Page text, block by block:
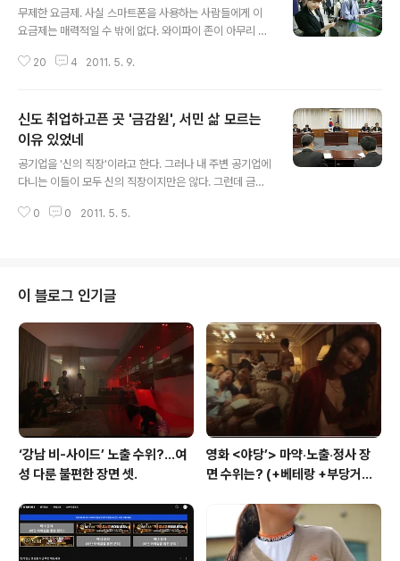
무제한 요금제. 사실 스마트폰을 사용하는 사람들에게 이
요금제는 매력적일 수 밖에 없다. 와이파이 존이 아무리 많
이는 들쑥날쑥 뜬다. 지하철 역에서 와이파이 잡히다가도
이파이를 켜놓을 수 없게 되고 무제한 요금제는 유용하게
사용된다. 당장은 방통위나 SKT도 폐지할 의향은 없다고
말한다. 울며 겨자먹기로 SKT를 따라갔던 KT와 LGU
+는 눈치만 보는 중이다. SKT에서는 이미 자신들의 마케
예견하지 못했다는 것이다. KT 3월 무선데이터 사용자 분
20 4 2011. 5. 9.
신도 취업하고픈 곳 '금감원', 서민 삶 모르는
이유 있었네
공기업을 '신의 직장'이라고 한다. 그러나 내 주변 공기업에
다니는 이들이 모두 신의 직장이지만은 않다. 그런데 금융
도 부러워하는 직장이라고 말한다. 또 어디서는 국세청 위
이 9000만원이다. 근무한지 15년 쯤 되면 억대 연봉자다.
6급 22호봉 공무원 보수는 연 5000만원 정도다. 9급으
로 들어와 20년 이상 근무해야 한다. 다음은 노후 보장이
다. 국장급 직원이 금융권 감사로 나가면 4~5억원의 연봉
을 받는다. 금감원 출신이라는 사실 하나만으로 이미 노후
보장이 끝난..
0 0 2011. 5. 5.
이 블로그 인기글
‘강남 비-사이드’ 노출 수위?…여
성 다룬 불편한 장면 셋.
영화 <야당’> 마약‧노출‧정사 장
면 수위는? (+베테랑 +부당거래